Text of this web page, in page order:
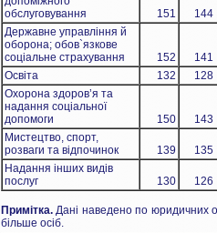
обслуговування
151
144
Державне управління й
оборона; обов`язкове
соціальне страхування
152
141
Освіта
132
128
Охорона здоров’я та
надання соціальної
допомоги
150
143
Мистецтво, спорт,
розваги та відпочинок
139
135
Надання інших видів
послуг
130 126
Примітка. Дані наведено по юридичних
більше осіб.